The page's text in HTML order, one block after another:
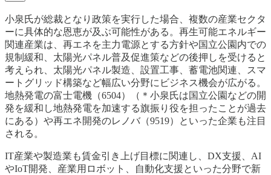
小泉氏が総裁となり政策を実行した場合、複数の産業セクタ
ーに具体的な恩恵が及ぶ可能性がある。再生可能エネルギー
関連産業は、再エネを主力電源とする方針や国立公園内での
規制緩和、太陽光パネル普及促進策などの後押しを受けると
考えられ、太陽光パネル製造、設置工事、蓄電池関連、スマ
ートグリッド構築など幅広い分野にビジネス機会が広がる。
地熱発電の富士電機（6504）（＊小泉氏は国立公園などの開
発を緩和し地熱発電を加速する旗振り役を担ったことが過去
にある）や再エネ開発のレノバ（9519）といった企業も注目
される。
IT産業や製造業も賃金引き上げ目標に関連し、DX支援、AI
やIoT開発、産業用ロボット、自動化支援といった分野で新